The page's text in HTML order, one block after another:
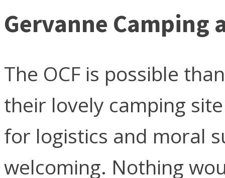
Gervanne Camping
The OCF is possible
their lovely camping
for logistics and moral
welcoming. Nothing